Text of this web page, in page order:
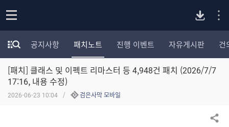
p
e
n
모
험
가
포
카
공지사항 패치노트 진행 이벤트 자유게시판 건
[패치] 클래스 및 이펙트 리마스터 등 4,948건 패치 (2026/7/7
17:16, 내용 수정)
2026-06-23 10:04 검은사막 모바일
공유하기